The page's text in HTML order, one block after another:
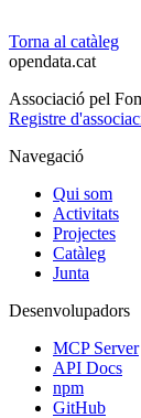
Torna al catàleg
opendata.cat
Associació pel
Registre
Navegació
Qui som
Activitats
Projectes
Catàleg
Junta
Desenvolupadors
MCP Server
API Docs
npm
GitHub